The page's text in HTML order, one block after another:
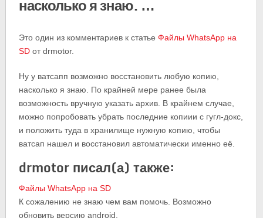
насколько я знаю. …
Это один из комментариев к статье Файлы WhatsApp на
SDот drmotor.
Ну у ватсапп возможно восстановить любую копию,
насколько я знаю. По крайней мере ранее была
возможность вручную указать архив. В крайнем случае,
можно попробовать убрать последние копиии с гугл-докс,
и положить туда в хранилище нужную копию, чтобы
ватсап нашел и восстановил автоматически именно её.
drmotor писал(а) также:
Файлы WhatsApp на SD
К сожалению не знаю чем вам помочь. Возможно
обновить версию android.